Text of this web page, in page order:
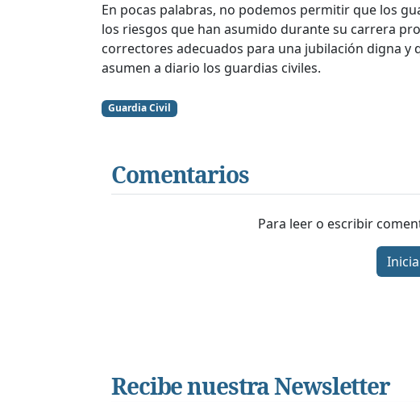
En pocas palabras, no podemos permitir que los
los riesgos que han asumido durante su carrera
correctores adecuados para una jubilación digna
asumen a diario los guardias civiles.
Guardia Civil
Comentarios
Para leer o escribir
Recibe nuestra Newsletter